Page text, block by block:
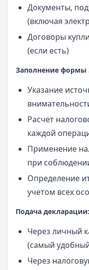
Документы,
(включая
Договоры
(если есть)
Заполнение
Указание
Расчет
каждой
Применение
при
Определение
учетом всех
Подача декларации:
Через личный
(самый
Через